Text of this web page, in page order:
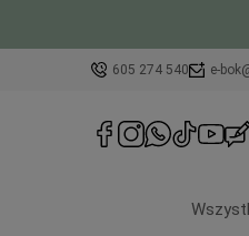
605 274 540 e-